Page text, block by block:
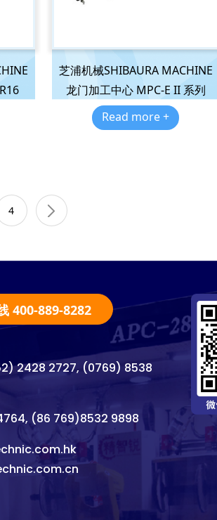
芝浦机械SHIBAURA MACHINE
龙门加工中心 MPC-E II 系列
Read more +
4
400-889-8282
2428 2727, (0769) 8538
(86 769)8532 9898